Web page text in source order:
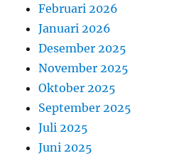
Februari 2026
Januari 2026
Desember 2025
November 2025
Oktober 2025
September 2025
Juli 2025
Juni 2025